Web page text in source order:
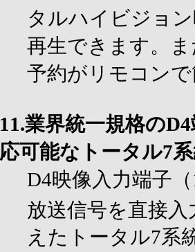
タルハイビジョ
再生できます。
予約がリモコン
11.業界統一規格の
応可能なトータル7
D4映像入力端子
放送信号を直接入
えたトータル7系